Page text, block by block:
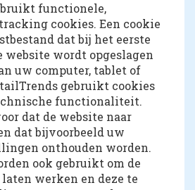
functionele,
cookies. Een cookie
dat bij het eerste
website wordt opgeslagen
uw computer, tablet of
gebruikt cookies
functionaliteit.
dat de website naar
dat bijvoorbeeld uw
onthouden worden.
ook gebruikt om de
werken en deze te